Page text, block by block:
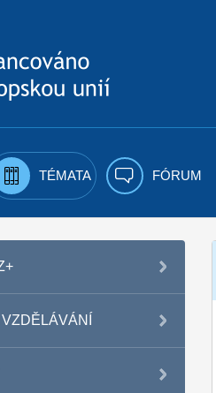
TÉMATA FÓRUM